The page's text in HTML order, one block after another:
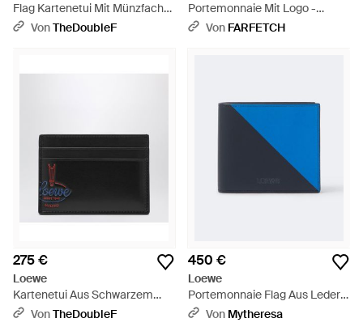
Flag Kartenetui Mit Münzfach
Aus Leder - Grün
VonTheDoubleF
Portemonnaie Mit Logo -
Schwarz
Von FARFETCH
275 €
Loewe
Kartenetui Aus Schwarzem
Glänzendem Kalbsleder -
VonTheDoubleF
450 €
Loewe
Portemonnaie Flag Aus Leder -
BlauVon Mytheresa